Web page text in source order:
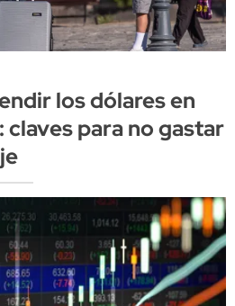
los dólares en
claves para no gastar